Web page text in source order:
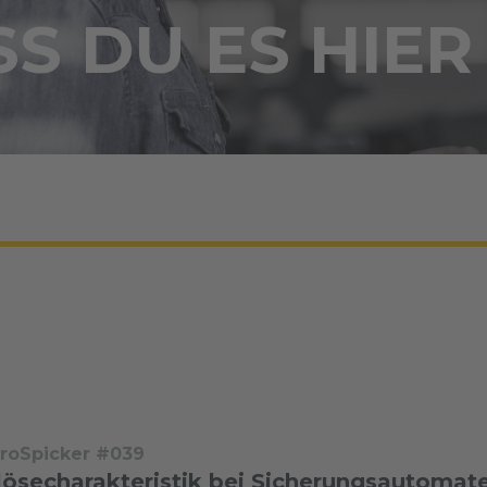
DU ES
#039
bei